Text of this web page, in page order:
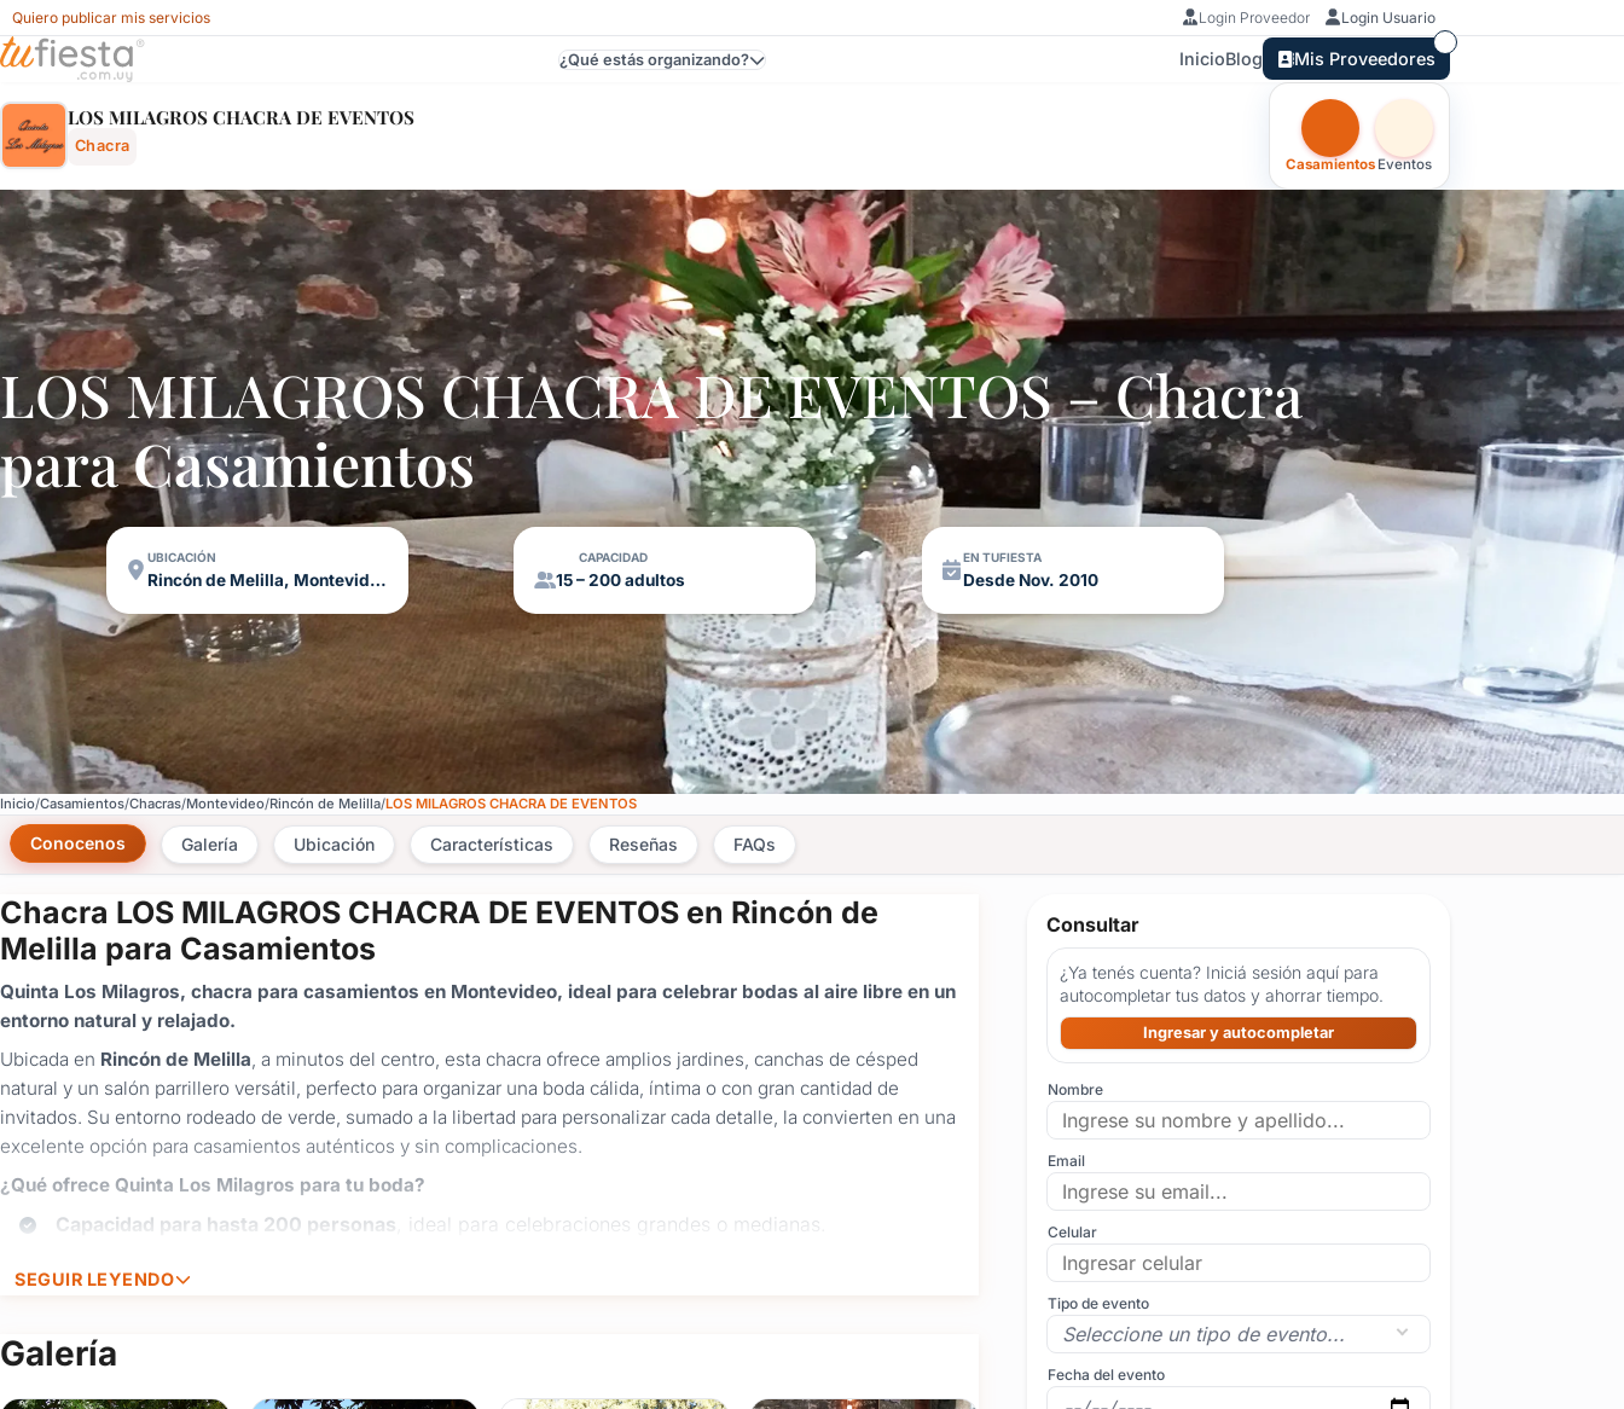
Quiero publicar mis servicios Login Proveedor Login Usuario
¿Qué estás organizando? InicioBlog Mis Proveedores
LOS MILAGROS CHACRA DE EVENTOS
Chacra
Otras versiones de esta ficha por
Casamientos Eventos
LOS MILAGROS CHACRA DE EVENTOS – Chacra
paraCasamientos
UBICACIÓN
Rincón de Melilla, Montevideo
CAPACIDAD
15 – 200 adultos
EN TUFIESTA
Desde Nov. 2010
Inicio Casamientos Chacras Montevideo Rincón de Melilla LOS MILAGROS CHACRA DE EVENTOS
Conocenos Galería Ubicación Características Reseñas FAQs
Chacra LOS MILAGROS CHACRA DE EVENTOS en Rincón de
Melilla para Casamientos
Quinta Los Milagros, chacra para casamientos en Montevideo, ideal para celebrar bodas al aire libre en un
entorno natural y relajado.
Ubicada en Rincón de Melilla, a minutos del centro, esta chacra ofrece amplios jardines, canchas de césped
natural y un salón parrillero versátil, perfecto para organizar una boda cálida, íntima o con gran cantidad de
invitados. Su entorno rodeado de verde, sumado a la libertad para personalizar cada detalle, la convierten en una
excelente opción para casamientos auténticos y sin complicaciones.
¿Qué ofrece Quinta Los Milagros para tu boda?
Capacidad para hasta 200 personas , ideal para celebraciones grandes o medianas.
Dos canchas de fútbol
jornada.
SEGUIR LEYENDO
Galería
Consultar
¿Ya tenés cuenta? Iniciá sesión aquí para
autocompletar tus datos y ahorrar tiempo.
Ingresar y autocompletar
Nombre
Email
Celular
Tipo de evento
Fecha del evento